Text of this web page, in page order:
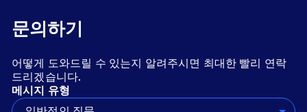
문의하기
어떻게 도와드릴 수 있는지 알려주시면 최대한 빨리 연락
드리겠습니다.
메시지 유형